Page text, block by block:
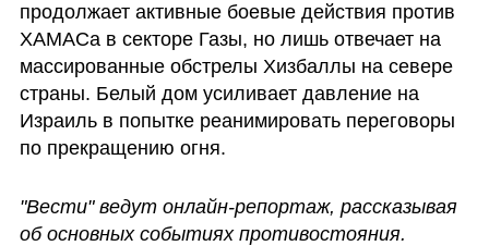
продолжает активные боевые действия против
ХАМАСа в секторе Газы, но лишь отвечает на
массированные обстрелы Хизбаллы на севере
страны. Белый дом усиливает давление на
Израиль в попытке реанимировать переговоры
по прекращению огня.
"Вести" ведут онлайн-репортаж, рассказывая
об основных событиях противостояния.